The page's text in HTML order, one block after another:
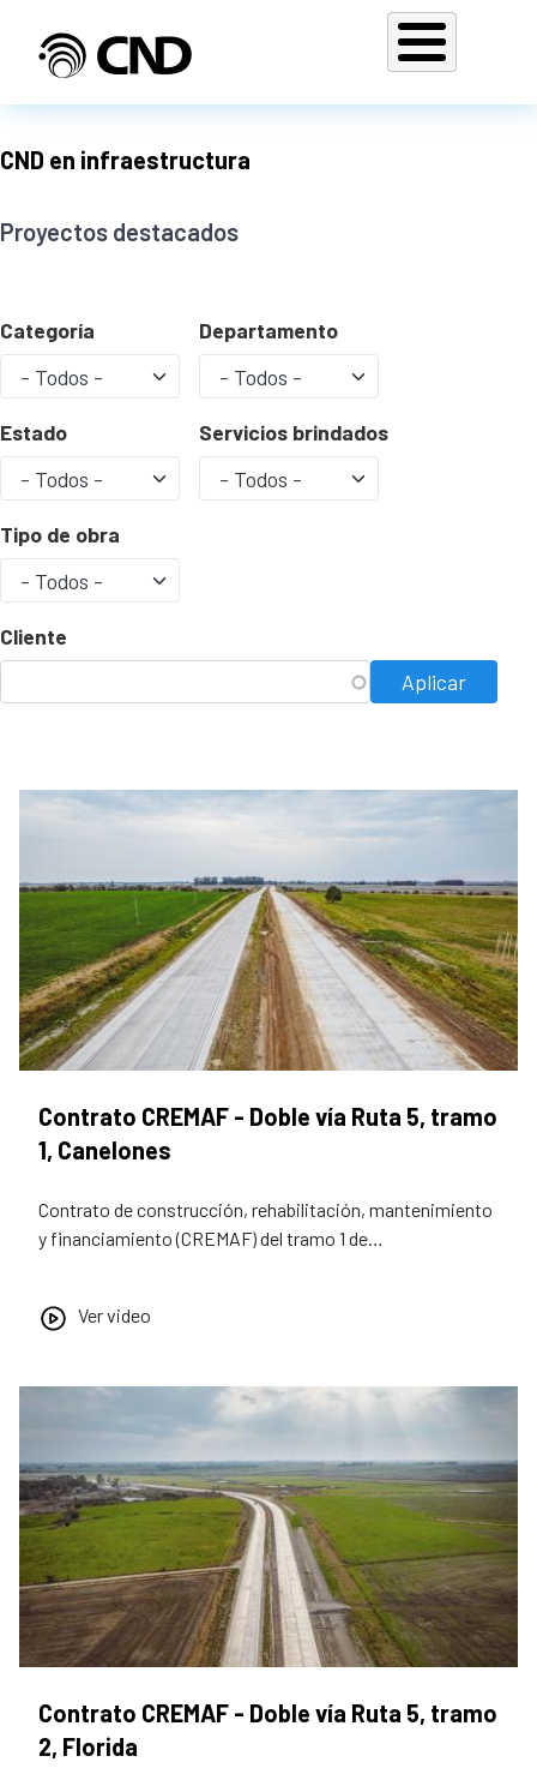
CND en infraestructura
Proyectos destacados
Categoría Departamento
Estado Servicios brindados
Tipo de obra
Cliente
Aplicar
Contrato CREMAF - Doble vía Ruta 5, tramo
1, Canelones
Contrato de construcción, rehabilitación, mantenimiento
y financiamiento (CREMAF) del tramo 1 de…
Ver video
Contrato CREMAF - Doble vía Ruta 5, tramo
2, Florida